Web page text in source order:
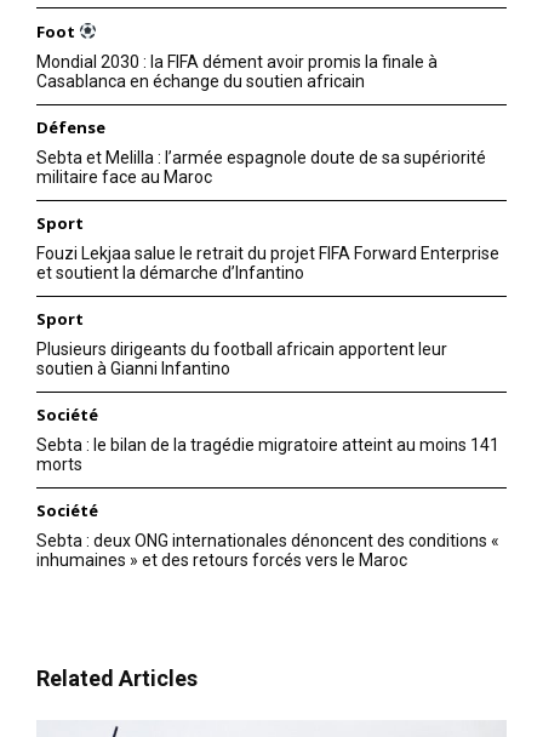
Foot
Mondial 2030 : la FIFA dément avoir promis la finale à
Casablanca en échange du soutien africain
Défense
Sebta et Melilla : l’armée espagnole doute de sa supériorité
militaire face au Maroc
Sport
Fouzi Lekjaa salue le retrait du projet FIFA Forward Enterprise
et soutient la démarche d’Infantino
Sport
Plusieurs dirigeants du football africain apportent leur
soutien à Gianni Infantino
Société
Sebta : le bilan de la tragédie migratoire atteint au moins 141
morts
Société
Sebta : deux ONG internationales dénoncent des conditions «
inhumaines » et des retours forcés vers le Maroc
Related Articles